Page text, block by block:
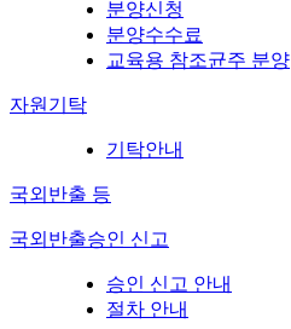
분양신청
분양수수료
교육용 참조균주 분양
자원기탁
기탁안내
국외반출 등
국외반출승인 신고
승인 신고 안내
절차 안내